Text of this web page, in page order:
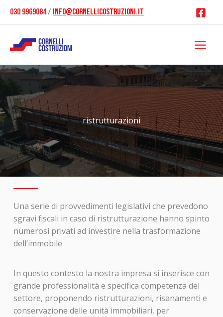
030 9969084/ info@cornellicostruzioni.it
ristrutturazioni
Una serie di provvedimenti legislativi che prevedono
sgravi fiscali in caso di ristrutturazione hanno spinto
numerosi privati ad investire nella trasformazione
dell’immobile
In questo contesto la nostra impresa si inserisce con
grande professionalità e specifica competenza del
settore, proponendo ristrutturazioni, risanamenti e
conservazione delle unità immobiliari, per